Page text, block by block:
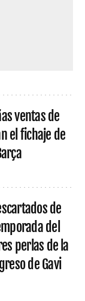
ventas de
el fichaje de
de
del
perlas de la
de Gavi